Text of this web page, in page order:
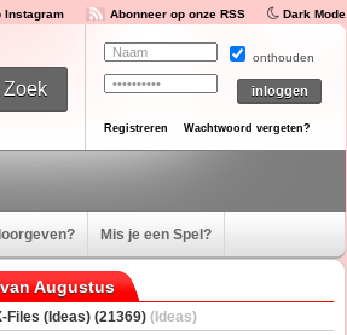
Instagram Abonneer op onze RSS Dark Mode
onthouden
Registreren Wachtwoord vergeten?
Mis je een Spel?
Augustus
Files (Ideas) (21369) (Ideas)